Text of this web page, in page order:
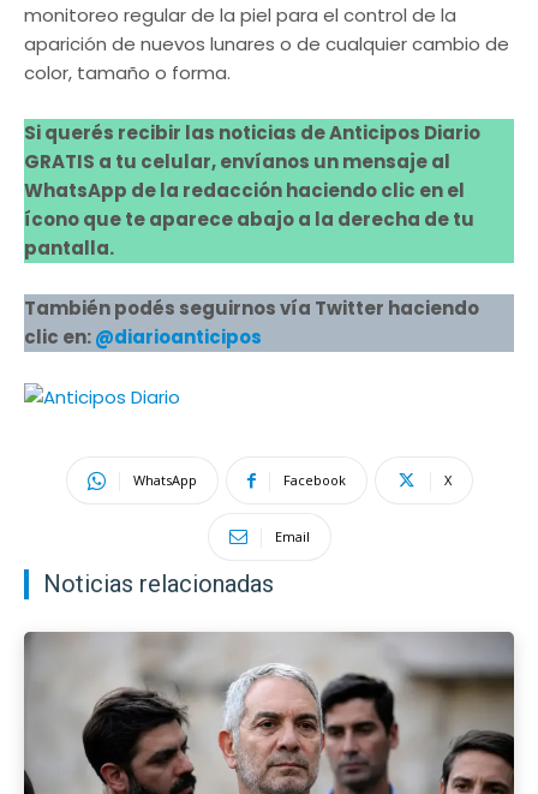
monitoreo regular de la piel para el control de la
aparición de nuevos lunares o de cualquier cambio de
color, tamaño o forma.
Si querés recibir las noticias de Anticipos Diario
GRATIS a tu celular, envíanos un mensaje al
WhatsApp de la redacción haciendo clic en el
ícono que te aparece abajo a la derecha de tu
pantalla.
También podés seguirnos vía Twitter haciendo
clic en:@diarioanticipos
WhatsApp Facebook X
Email
Noticias relacionadas